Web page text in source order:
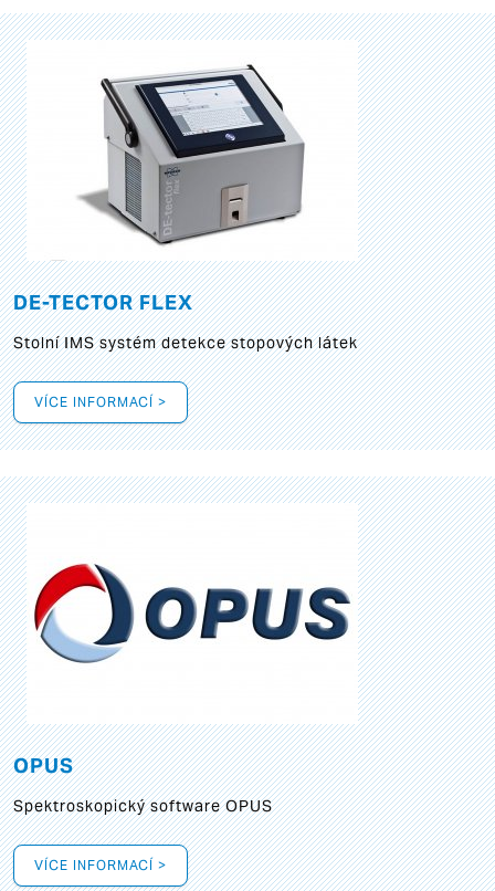
DE-TECTOR FLEX
Stolní IMS systém detekce stopových látek
VÍCE INFORMACÍ >
OPUS
Spektroskopický software OPUS
VÍCE INFORMACÍ >